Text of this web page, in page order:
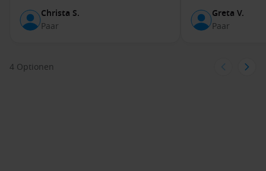
Wolgast,Deutschland
: Wolgast ist das Tor zu Usedom und
bietet charmante Strände, die ideal zum Entspannen sind.
Stralsund
Christa S.
Paar
Greta V.
Paar
4 Optionen